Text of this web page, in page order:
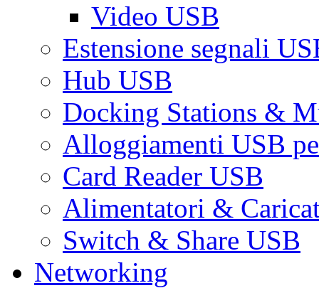
Video USB
Estensione segnali
Hub USB
Docking Stations &
Alloggiamenti USB
Card Reader USB
Alimentatori &
Switch & Share USB
Networking